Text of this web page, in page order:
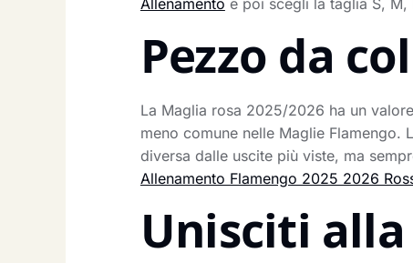
Allenamento e poi scegli la taglia S,
Pezzo da
La Maglia rosa 2025/2026 ha un
meno comune nelle Maglie Flamengo.
diversa dalle uscite più viste, ma
Allenamento Flamengo 2025 2026
Unisciti